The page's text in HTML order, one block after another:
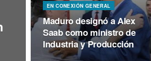
EN CONEXIÓN GENERAL
Maduro designó a Alex
Saab como ministro de
Industria y Producción